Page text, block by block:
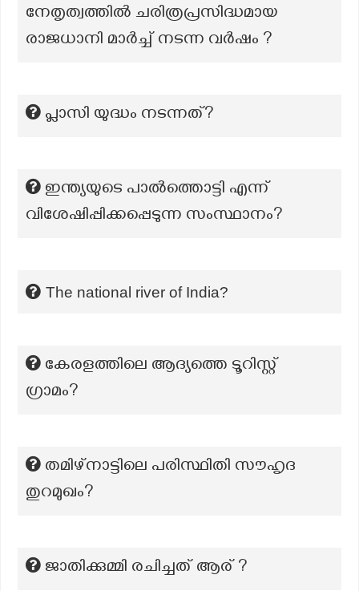
നേതൃത്വത്തിൽ ചരിത്രപ്രസിദ്ധമായ
രാജധാനി മാർച്ച് നടന്ന വർഷം ?
പ്ലാസി യുദ്ധം നടന്നത്?
ഇന്ത്യയുടെ പാൽത്തൊട്ടി എന്ന്
വിശേഷിപ്പിക്കപ്പെടുന്ന സംസ്ഥാനം?
The national river of India?
കേരളത്തിലെ ആദ്യത്തെ ടൂറിസ്റ്റ്
ഗ്രാമം?
തമിഴ്നാട്ടിലെ പരിസ്ഥിതി സൗഹൃദ
തുറമുഖം?
ജാതിക്കുമ്മി രചിച്ചത് ആര് ?